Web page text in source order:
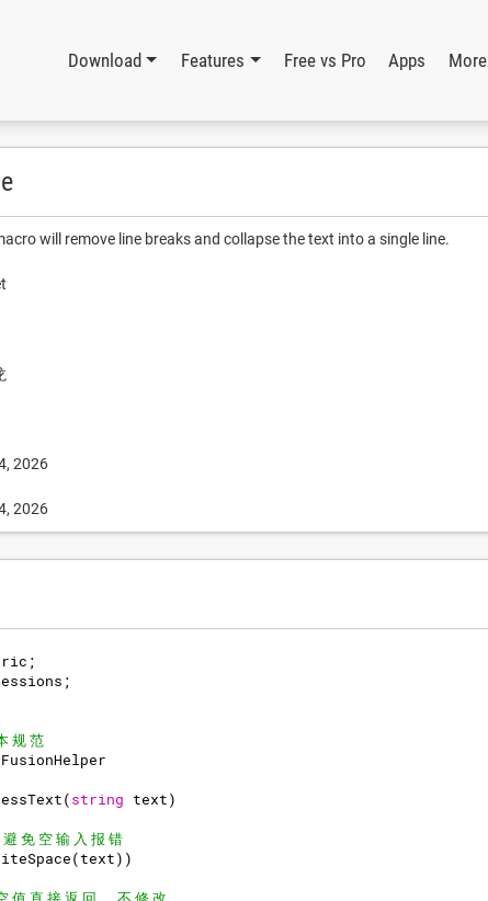
Download Features Free vs Pro Apps More
will remove line breaks and collapse the text into a single line.
2026
2026
;
;
规范
(string text)
避 免 空输 入 报 错
(text))